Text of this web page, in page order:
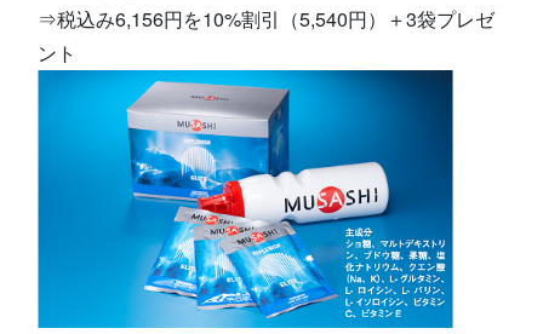
⇒税込み6,156円を10%割引（5,540円）＋3袋プレゼ
ント